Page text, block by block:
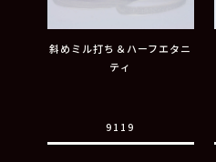
斜めミル打ち＆ハーフエタニ
ティ
9119